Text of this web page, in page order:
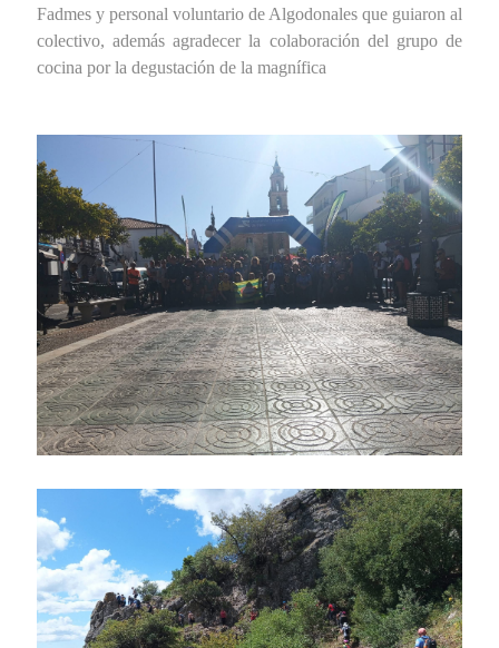
Fadmes y personal voluntario de Algodonales que guiaron al
colectivo, además agradecer la colaboración del grupo de
cocina por la degustación de la magnífica